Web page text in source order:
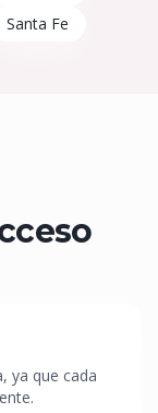
Santa Fe
ya que cada